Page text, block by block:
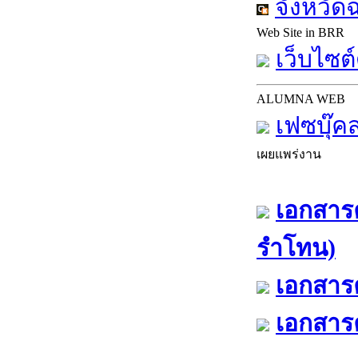
จังหวัด
Web Site in BRR
เว็บไซ
ALUMNA WEB
เฟซบุ๊ค
เผยแพร่งาน
เอกสา
รำโทน)
เอกสา
เอกสา